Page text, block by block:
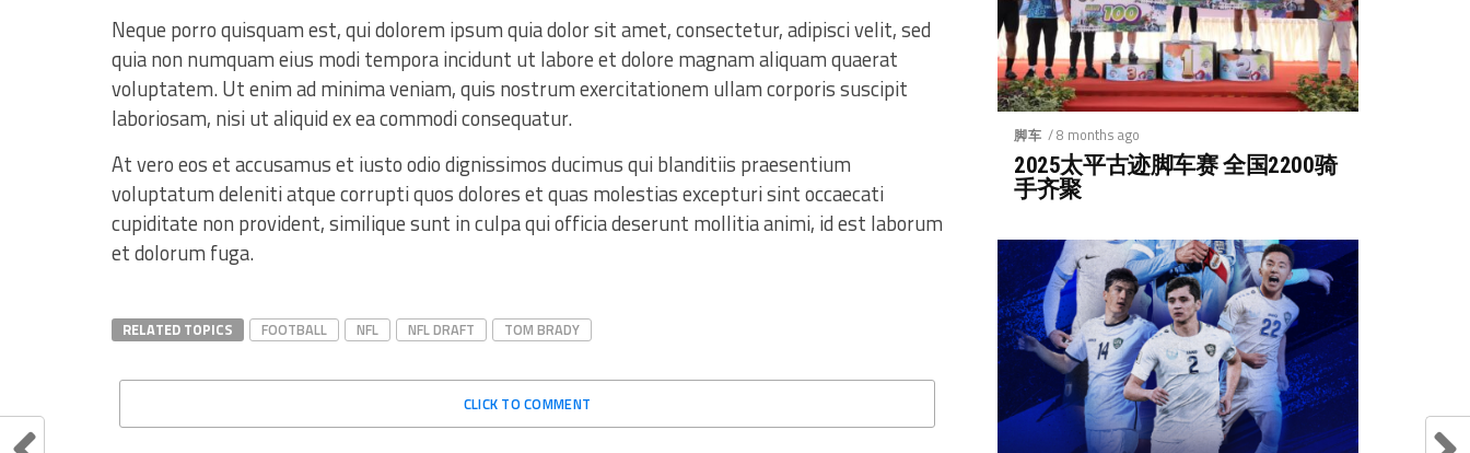
Neque porro quisquam est, qui dolorem ipsum quia dolor sit amet, consectetur, adipisci velit, sed
quia non numquam eius modi tempora incidunt ut labore et dolore magnam aliquam quaerat
voluptatem. Ut enim ad minima veniam, quis nostrum exercitationem ullam corporis suscipit
laboriosam, nisi ut aliquid ex ea commodi consequatur.
At vero eos et accusamus et iusto odio dignissimos ducimus qui blanditiis praesentium
voluptatum deleniti atque corrupti quos dolores et quas molestias excepturi sint occaecati
cupiditate non provident, similique sunt in culpa qui officia deserunt mollitia animi, id est laborum
et dolorum fuga.
RELATED TOPICS FOOTBALL NFL NFL DRAFT TOM BRADY
CLICK TO COMMENT
脚车 / 8 months ago
2025太平古迹脚车赛 全国2200骑
手齐聚